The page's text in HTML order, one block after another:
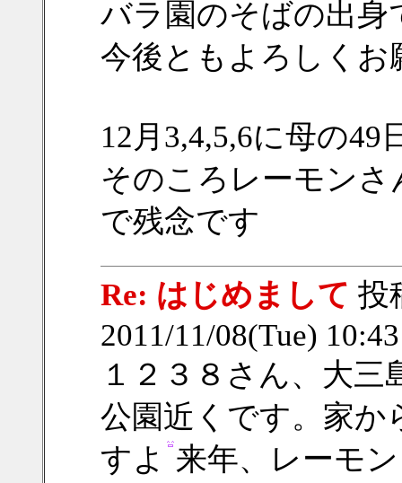
バラ園のそばの出身
今後ともよろしくお
12月3,4,5,6に母の
そのころレーモン
で残念です
Re: はじめまして 投
2011/11/08(Tue)
１２３８さん、大
公園近くです。家か
すよ 来年、レーモ